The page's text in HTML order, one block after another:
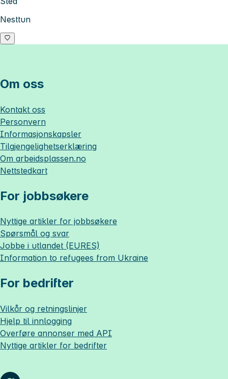
Nesttun
Om oss
Kontakt oss
Personvern
Informasjonskapsler
Tilgjengelighetserklæring
Om arbeidsplassen.no
Nettstedkart
For jobbsøkere
Nyttige artikler for jobbsøkere
Spørsmål og svar
Jobbe i utlandet (EURES)
Information to refugees from Ukraine
For bedrifter
Vilkår og retningslinjer
Hjelp til innlogging
Overføre annonser med API
Nyttige artikler for bedrifter